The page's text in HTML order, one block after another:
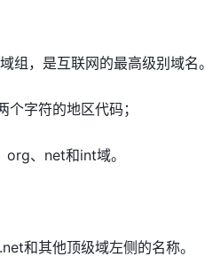
组，是互联网的最高级别域名。
字符的地区代码；
、net和int域。
和其他顶级域左侧的名称。